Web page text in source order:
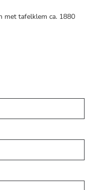
met tafelklem ca. 1880